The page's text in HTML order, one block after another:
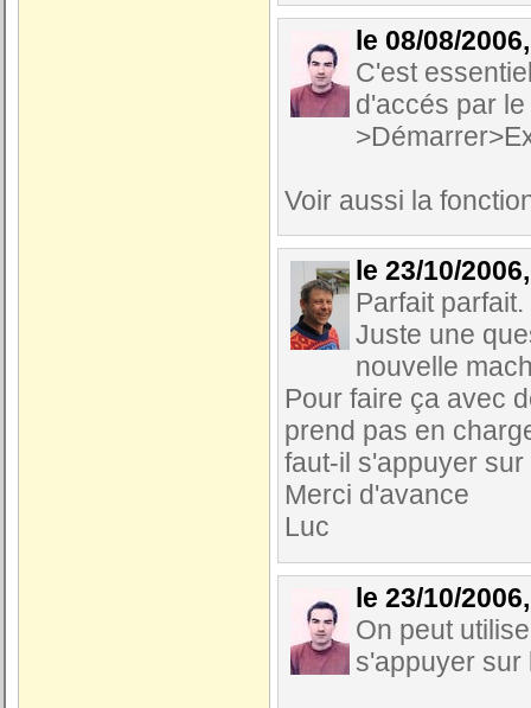
le 08/08/
C'est
d'accés par
Voir aussi la
le 23/10/
Parfait parfait.
Juste une
nouvelle
Pour faire ça avec
prend pas en
faut-il s'appuyer
Merci d'avance
Luc
le 23/10/
On peut
s'appuyer sur